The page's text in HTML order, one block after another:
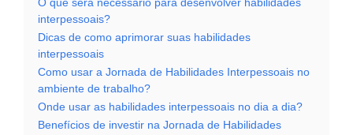
O que será necessário para desenvolver habilidades
interpessoais?
Dicas de como aprimorar suas habilidades
interpessoais
Como usar a Jornada de Habilidades Interpessoais no
ambiente de trabalho?
Onde usar as habilidades interpessoais no dia a dia?
Benefícios de investir na Jornada de Habilidades